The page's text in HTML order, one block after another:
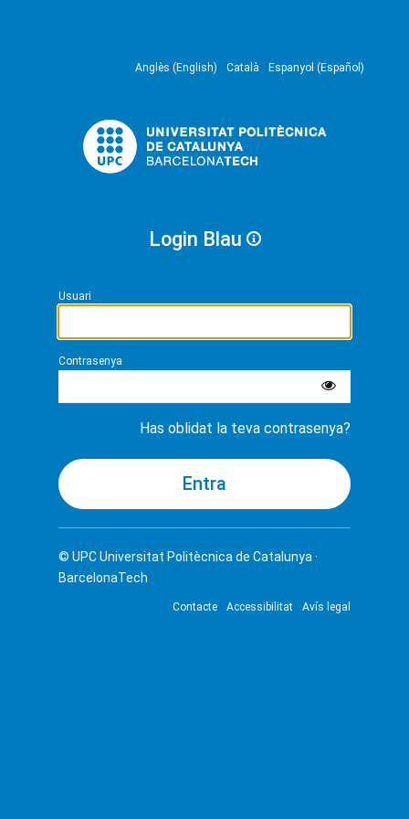
Anglès (English) Català Espanyol (Español)
Login Blau
Usuari
Contrasenya
Has oblidat la teva contrasenya?
© UPCUniversitat Politècnica de Catalunya ·
BarcelonaTech
Contacte Accessibilitat Avís legal